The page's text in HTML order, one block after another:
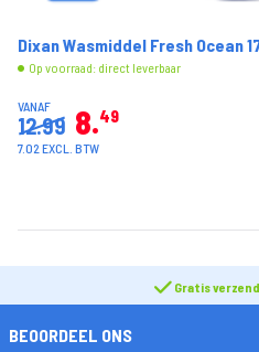
Dixan Wasmiddel Fresh Ocean
Op voorraad: direct leverbaar
VANAF
12.99 8 49
7.02 EXCL. BTW
Gratis
BEOORDEEL ONS